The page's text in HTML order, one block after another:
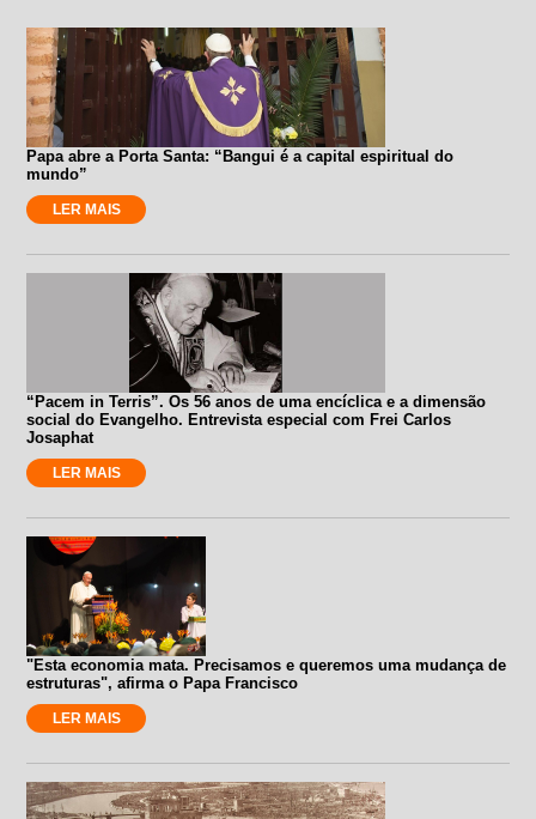
Papa abre a Porta Santa: “Bangui é a capital espiritual do
mundo”
LER MAIS
“Pacem in Terris”. Os 56 anos de uma encíclica e a dimensão
social do Evangelho. Entrevista especial com Frei Carlos
Josaphat
LER MAIS
"Esta economia mata. Precisamos e queremos uma mudança de
estruturas", afirma o Papa Francisco
LER MAIS